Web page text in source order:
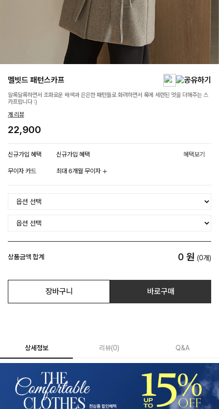
멜빗드 패턴스카프
알록달록하면서 조화로운 배색과 은은한 패턴들로 화려하면서 룩에 세련된 멋을 더해주는 스
카프랍니다 :)
개 리뷰
22,900
신규가입 혜택 신규가입 혜택 혜택보기
무이자 카드 최대 6개월 무이자
상품금액 합계 0 원 (0개)
장바구니 바로구매
상세정보 리뷰(0) Q&A